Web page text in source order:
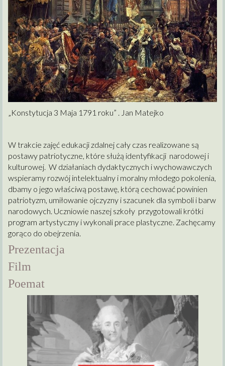
„Konstytucja 3 Maja 1791 roku” . Jan Matejko
W trakcie zajęć edukacji zdalnej cały czas realizowane są
postawy patriotyczne, które służą identyfikacji narodowej i
kulturowej. W działaniach dydaktycznych i wychowawczych
wspieramy rozwój intelektualny i moralny młodego pokolenia,
dbamy o jego właściwą postawę, którą cechować powinien
patriotyzm, umiłowanie ojczyzny i szacunek dla symboli i barw
narodowych. Uczniowie naszej szkoły przygotowali krótki
program artystyczny i wykonali prace plastyczne. Zachęcamy
gorąco do obejrzenia.
Prezentacja
Film
Poemat